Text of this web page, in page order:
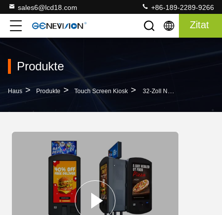
sales6@lcd18.com +86-189-2289-9266
Zitat
Produkte
Haus > Produkte > Touch Screen Kiosk > 32-Zoll Nvidia GeForce RTX 4060 Chipsatz QSR Doppelseitiger Selbstbedienungs-Zahlungs-Kiosk Mit LED-Box